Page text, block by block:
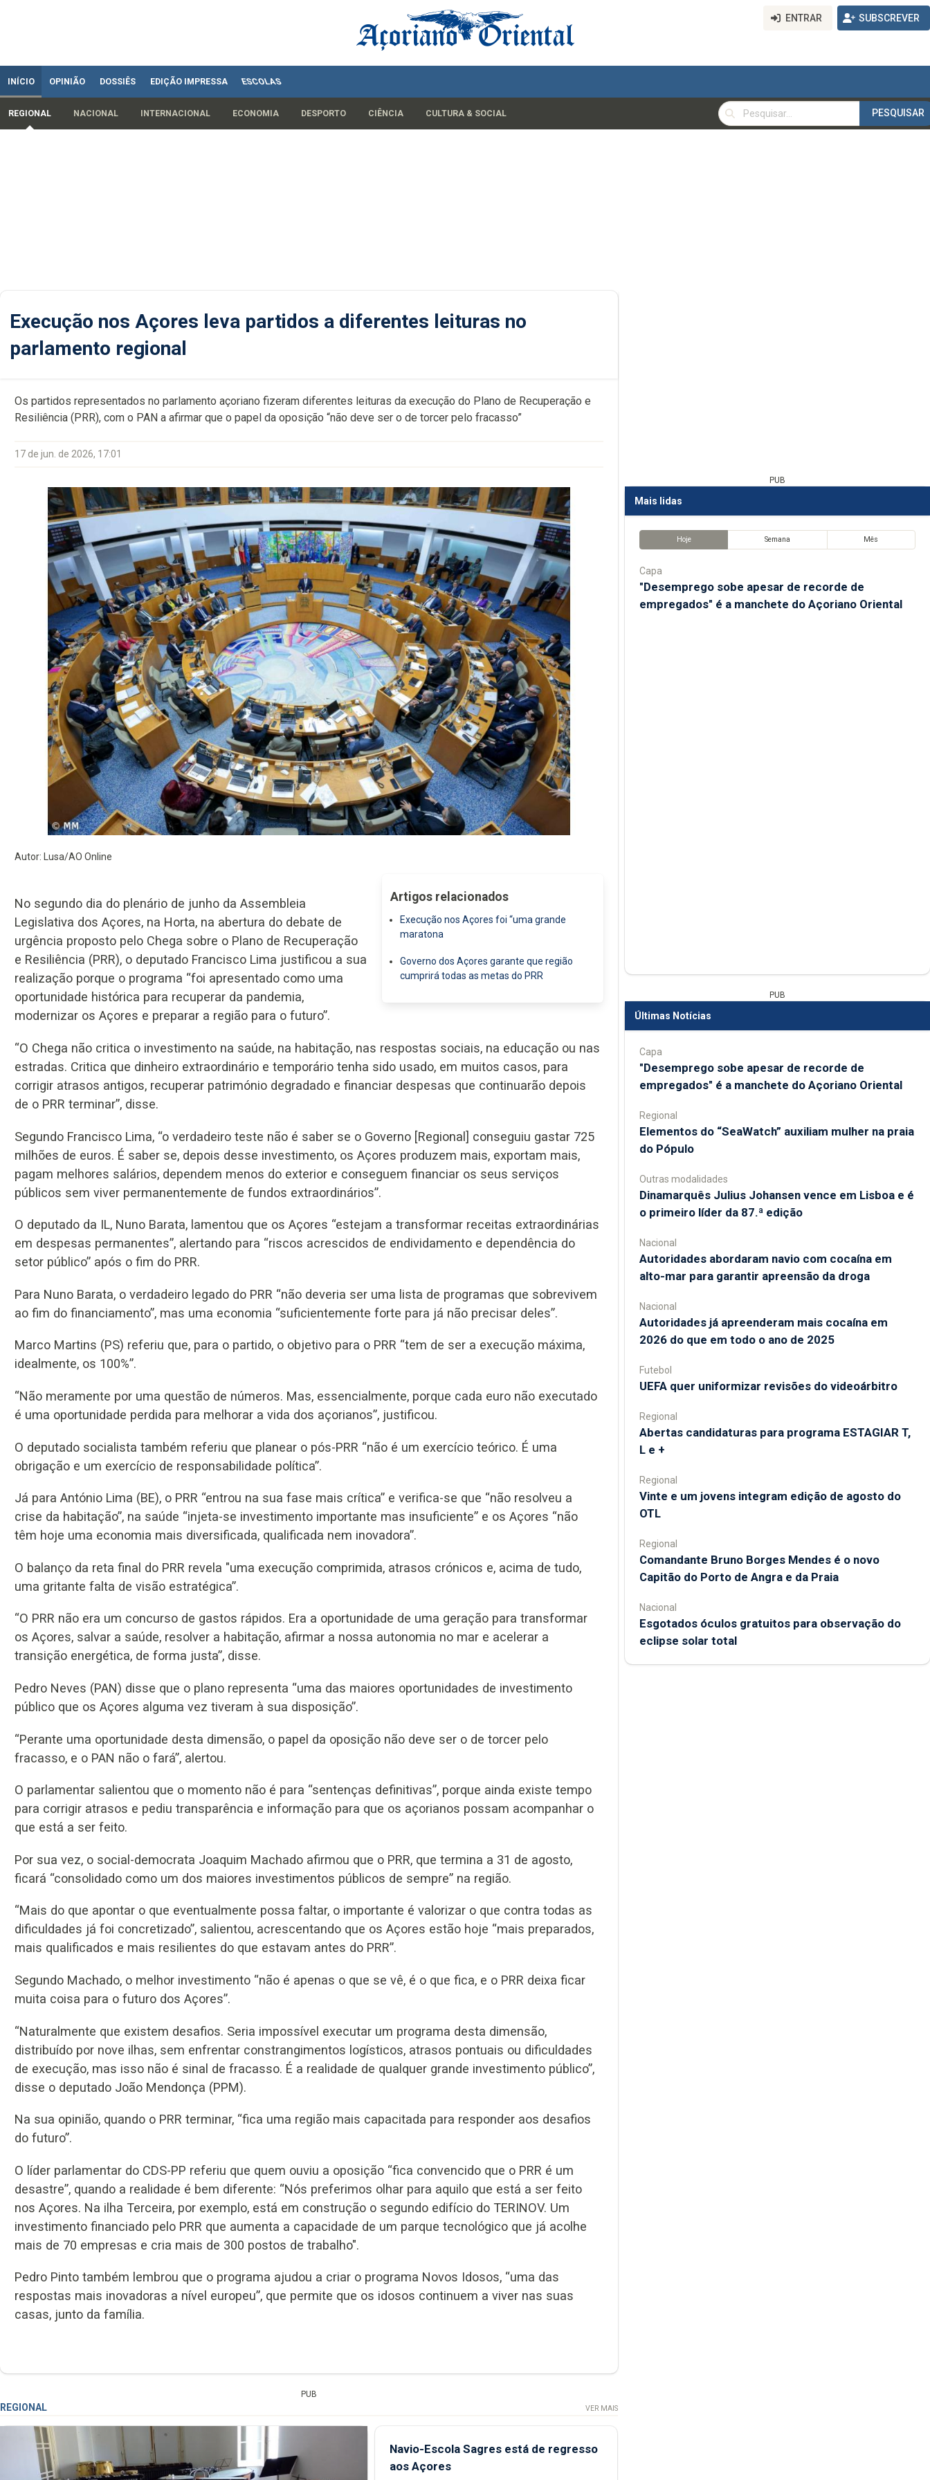
ENTRAR SUBSCREVER
INÍCIO OPINIÃO DOSSIÊS EDIÇÃO IMPRESSA ESCOLAS
REGIONAL NACIONAL INTERNACIONAL ECONOMIA DESPORTO CIÊNCIA CULTURA & SOCIAL
PESQUISAR
PESQUISAR
Execução nos Açores leva partidos a diferentes leituras no
parlamento regional
Os partidos representados no parlamento açoriano fizeram diferentes leituras da execução do Plano de Recuperação e
Resiliência (PRR), com o PAN a afirmar que o papel da oposição “não deve ser o de torcer pelo fracasso”
17 de jun. de 2026, 17:01
Autor: Lusa/AO Online
Artigos relacionados
Execução nos Açores foi “uma grande
maratona
Governo dos Açores garante que região
cumprirá todas as metas do PRR
No segundo dia do plenário de junho da Assembleia
Legislativa dos Açores, na Horta, na abertura do debate de
urgência proposto pelo Chega sobre o Plano de Recuperação
e Resiliência (PRR), o deputado Francisco Lima justificou a sua
realização porque o programa “foi apresentado como uma
oportunidade histórica para recuperar da pandemia,
modernizar os Açores e preparar a região para o futuro”.
“O Chega não critica o investimento na saúde, na habitação, nas respostas sociais, na educação ou nas
estradas. Critica que dinheiro extraordinário e temporário tenha sido usado, em muitos casos, para
corrigir atrasos antigos, recuperar património degradado e financiar despesas que continuarão depois
de o PRR terminar”, disse.
Segundo Francisco Lima, “o verdadeiro teste não é saber se o Governo [Regional] conseguiu gastar 725
milhões de euros. É saber se, depois desse investimento, os Açores produzem mais, exportam mais,
pagam melhores salários, dependem menos do exterior e conseguem financiar os seus serviços
públicos sem viver permanentemente de fundos extraordinários”.
O deputado da IL, Nuno Barata, lamentou que os Açores “estejam a transformar receitas extraordinárias
em despesas permanentes”, alertando para “riscos acrescidos de endividamento e dependência do
setor público” após o fim do PRR.
Para Nuno Barata, o verdadeiro legado do PRR “não deveria ser uma lista de programas que sobrevivem
ao fim do financiamento”, mas uma economia “suficientemente forte para já não precisar deles”.
Marco Martins (PS) referiu que, para o partido, o objetivo para o PRR “tem de ser a execução máxima,
idealmente, os 100%”.
“Não meramente por uma questão de números. Mas, essencialmente, porque cada euro não executado
é uma oportunidade perdida para melhorar a vida dos açorianos”, justificou.
O deputado socialista também referiu que planear o pós-PRR “não é um exercício teórico. É uma
obrigação e um exercício de responsabilidade política”.
Já para António Lima (BE), o PRR “entrou na sua fase mais crítica” e verifica-se que “não resolveu a
crise da habitação”, na saúde “injeta-se investimento importante mas insuficiente” e os Açores “não
têm hoje uma economia mais diversificada, qualificada nem inovadora”.
O balanço da reta final do PRR revela "uma execução comprimida, atrasos crónicos e, acima de tudo,
uma gritante falta de visão estratégica”.
“O PRR não era um concurso de gastos rápidos. Era a oportunidade de uma geração para transformar
os Açores, salvar a saúde, resolver a habitação, afirmar a nossa autonomia no mar e acelerar a
transição energética, de forma justa”, disse.
Pedro Neves (PAN) disse que o plano representa “uma das maiores oportunidades de investimento
público que os Açores alguma vez tiveram à sua disposição”.
“Perante uma oportunidade desta dimensão, o papel da oposição não deve ser o de torcer pelo
fracasso, e o PAN não o fará”, alertou.
O parlamentar salientou que o momento não é para “sentenças definitivas”, porque ainda existe tempo
para corrigir atrasos e pediu transparência e informação para que os açorianos possam acompanhar o
que está a ser feito.
Por sua vez, o social-democrata Joaquim Machado afirmou que o PRR, que termina a 31 de agosto,
ficará “consolidado como um dos maiores investimentos públicos de sempre” na região.
“Mais do que apontar o que eventualmente possa faltar, o importante é valorizar o que contra todas as
dificuldades já foi concretizado”, salientou, acrescentando que os Açores estão hoje “mais preparados,
mais qualificados e mais resilientes do que estavam antes do PRR”.
Segundo Machado, o melhor investimento “não é apenas o que se vê, é o que fica, e o PRR deixa ficar
muita coisa para o futuro dos Açores”.
“Naturalmente que existem desafios. Seria impossível executar um programa desta dimensão,
distribuído por nove ilhas, sem enfrentar constrangimentos logísticos, atrasos pontuais ou dificuldades
de execução, mas isso não é sinal de fracasso. É a realidade de qualquer grande investimento público”,
disse o deputado João Mendonça (PPM).
Na sua opinião, quando o PRR terminar, “fica uma região mais capacitada para responder aos desafios
do futuro”.
O líder parlamentar do CDS-PP referiu que quem ouviu a oposição “fica convencido que o PRR é um
desastre”, quando a realidade é bem diferente: “Nós preferimos olhar para aquilo que está a ser feito
nos Açores. Na ilha Terceira, por exemplo, está em construção o segundo edifício do TERINOV. Um
investimento financiado pelo PRR que aumenta a capacidade de um parque tecnológico que já acolhe
mais de 70 empresas e cria mais de 300 postos de trabalho".
Pedro Pinto também lembrou que o programa ajudou a criar o programa Novos Idosos, “uma das
respostas mais inovadoras a nível europeu”, que permite que os idosos continuem a viver nas suas
casas, junto da família.
PUB
REGIONAL VER MAIS
Navio-Escola Sagres está de regresso
aos Açores
PUB
Mais lidas
Hoje Semana Mês
Capa
"Desemprego sobe apesar de recorde de
empregados" é a manchete do Açoriano Oriental
PUB
Últimas Notícias
Capa
"Desemprego sobe apesar de recorde de
empregados" é a manchete do Açoriano Oriental
Regional
​Elementos do “SeaWatch” auxiliam mulher na praia
do Pópulo
Outras modalidades
Dinamarquês Julius Johansen vence em Lisboa e é
o primeiro líder da 87.ª edição
Nacional
Autoridades abordaram navio com cocaína em
alto-mar para garantir apreensão da droga
Nacional
Autoridades já apreenderam mais cocaína em
2026 do que em todo o ano de 2025
Futebol
UEFA quer uniformizar revisões do videoárbitro
Regional
Abertas candidaturas para programa ESTAGIAR T,
L e +
Regional
Vinte e um jovens integram edição de agosto do
OTL
Regional
Comandante Bruno Borges Mendes é o novo
Capitão do Porto de Angra e da Praia
Nacional
Esgotados óculos gratuitos para observação do
eclipse solar total